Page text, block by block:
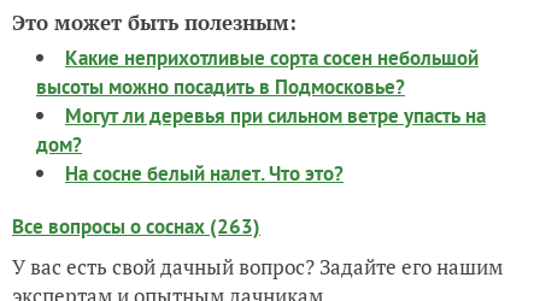
Это может быть полезным:
Какие неприхотливые сорта сосен небольшой
высоты можно посадить в Подмосковье?
Могут ли деревья при сильном ветре упасть на
дом?
На сосне белый налет. Что это?
Все вопросы о соснах (263)
У вас есть свой дачный вопрос? Задайте его нашим